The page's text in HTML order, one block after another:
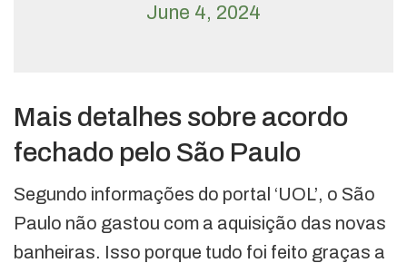
June 4, 2024
Mais detalhes sobre acordo
fechado pelo São Paulo
Segundo informações do portal ‘UOL’, o São
Paulo não gastou com a aquisição das novas
banheiras. Isso porque tudo foi feito graças a